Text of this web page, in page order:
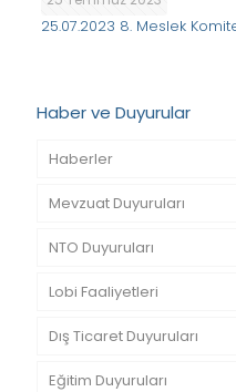
25.07.2023 8. Meslek
Haber ve Duyurular
Haberler
Mevzuat Duyuruları
NTO Duyuruları
Lobi Faaliyetleri
Dış Ticaret Duyuruları
Eğitim Duyuruları